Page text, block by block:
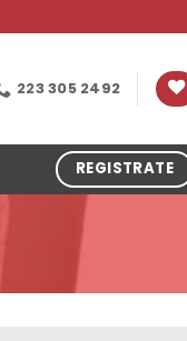
223 305 2492
REGISTRATE